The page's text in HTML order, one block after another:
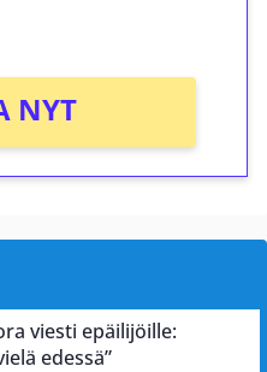
NYT
viesti epäilijöille:
edessä”